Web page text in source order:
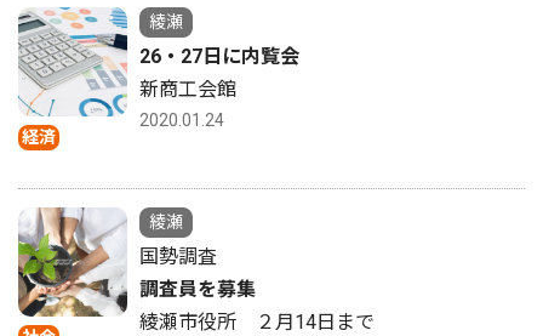
経済
綾瀬
26・27日に内覧会
新商工会館
2020.01.24
綾瀬
国勢調査
調査員を募集
綾瀬市役所 ２月14日まで